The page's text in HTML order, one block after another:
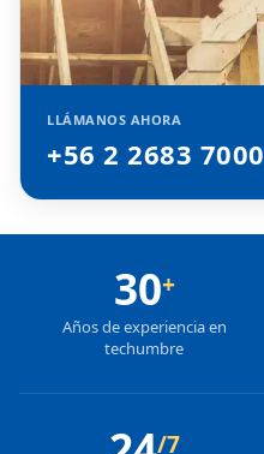
LLÁMANOS AHORA
+56 2 2683 7000
30+
Años de experiencia en
techumbre
/7